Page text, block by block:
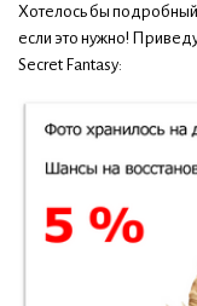
Хотелось бы подробный
если это нужно!
Secret Fantasy: